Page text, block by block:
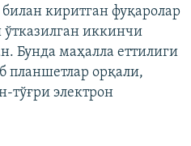
киритган фуқаролар
ўтказилган иккинчи
Бунда маҳалла еттилиги
планшетлар орқали,
тўғри электрон